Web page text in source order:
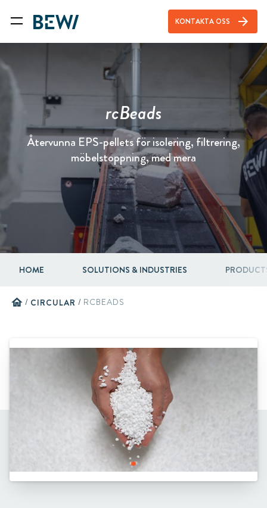
KONTAKTA OSS arrow_forward
rcBeads
Återvunna EPS-pellets för isolering, filtrering,
möbelstoppning, med mera
HOME SOLUTIONS & INDUSTRIES
home / CIRCULAR / RCBEADS